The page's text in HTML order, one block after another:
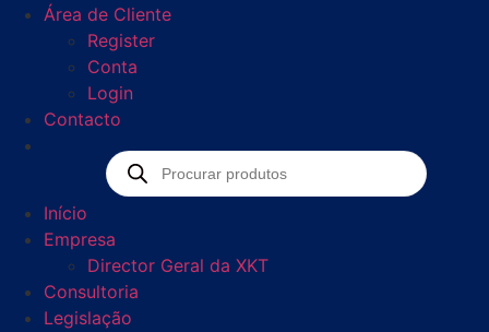
Área de Cliente
Register
Conta
Login
Contacto
Início
Empresa
Director Geral da XKT
Consultoria
Legislação